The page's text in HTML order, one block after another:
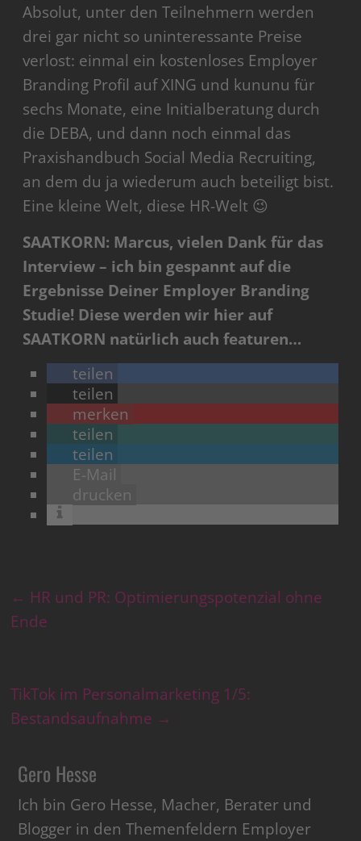
Absolut, unter den Teilnehmern werden
drei gar nicht so uninteressante Preise
verlost: einmal ein kostenloses Employer
Branding Profil auf XING und kununu für
sechs Monate, eine Initialberatung durch
die DEBA, und dann noch einmal das
Praxishandbuch Social Media Recruiting,
an dem du ja wiederum auch beteiligt bist.
Eine kleine Welt, diese HR-Welt 😉
SAATKORN: Marcus, vielen Dank für das
Interview – ich bin gespannt auf die
Ergebnisse Deiner Employer Branding
Studie! Diese werden wir hier auf
SAATKORN natürlich auch featuren…
teilen
teilen
merken
teilen
teilen
E-Mail
drucken
← HR und PR: Optimierungspotenzial ohne
Ende
TikTok im Personalmarketing 1/5:
Bestandsaufnahme →
Gero Hesse
Ich bin Gero Hesse, Macher, Berater und
Blogger in den Themenfeldern Employer